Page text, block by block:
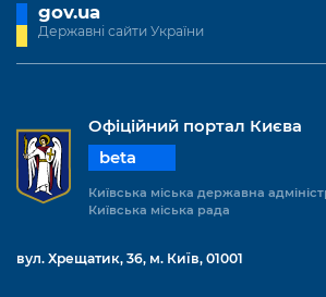
gov.ua
Державні сайти України
Офіційний портал Києва
beta
Київська міська державна
Київська міська рада
вул. Хрещатик, 36, м. Київ, 01001